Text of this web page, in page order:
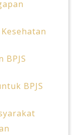
BPJS